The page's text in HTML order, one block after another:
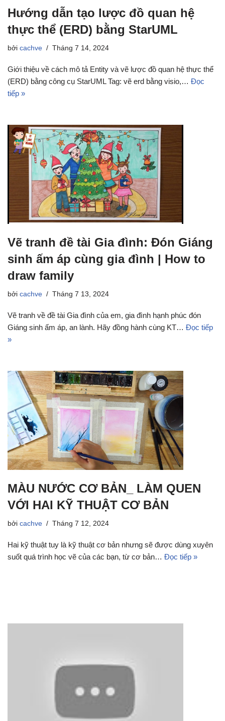
Hướng dẫn tạo lược đồ quan hệ
thực thể (ERD) bằng StarUML
bởi cachve Tháng 7 14, 2024
Giới thiệu về cách mô tả Entity và vẽ lược đồ quan hệ thực thể
(ERD) bằng công cụ StarUML Tag: vẽ erd bằng visio,… Đọc
tiếp »
Vẽ tranh đề tài Gia đình: Đón Giáng
sinh ấm áp cùng gia đình | How to
draw family
bởi cachve Tháng 7 13, 2024
Vẽ tranh về đề tài Gia đình của em, gia đình hạnh phúc đón
Giáng sinh ấm áp, an lành. Hãy đồng hành cùng KT… Đọc tiếp
»
MÀU NƯỚC CƠ BẢN_ LÀM QUEN
VỚI HAI KỸ THUẬT CƠ BẢN
bởi cachve Tháng 7 12, 2024
Hai kỹ thuật tuy là kỹ thuật cơ bản nhưng sẽ được dùng xuyên
suốt quá trình học vẽ của các bạn, từ cơ bản… Đọc tiếp »